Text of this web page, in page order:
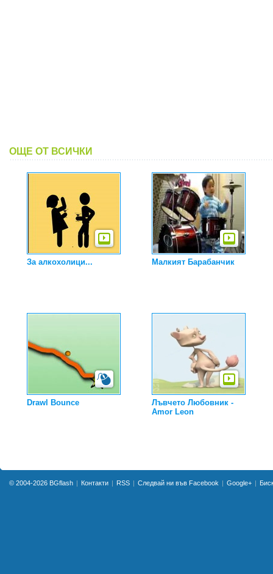
ОЩЕ ОТ ВСИЧКИ
За алкохолици... Малкият Барабанчик
Drawl Bounce
Лъвчето Любовник -
Amor Leon
© 2004-2026 BGflash Контакти RSS Следвай ни във Facebook Google+